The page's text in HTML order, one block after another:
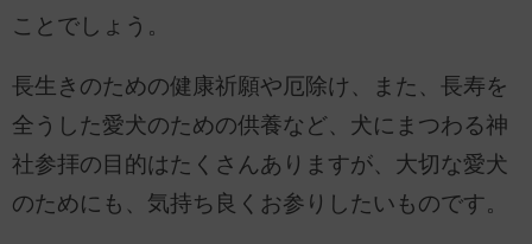
ことでしょう。
長生きのための健康祈願や厄除け、また、長寿を
全うした愛犬のための供養など、犬にまつわる神
社参拝の目的はたくさんありますが、大切な愛犬
のためにも、気持ち良くお参りしたいものです。